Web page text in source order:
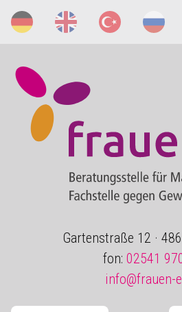
Gartenstraße 12 ·
fon: 02541
info@frauen-